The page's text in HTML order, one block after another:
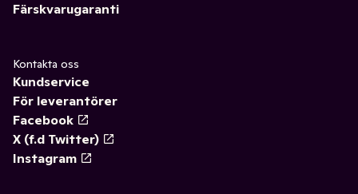
Färskvarugaranti
Kontakta oss
Kundservice
För leverantörer
Facebook
X (f.d Twitter)
Instagram